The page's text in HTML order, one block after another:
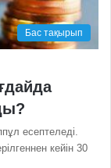
Бас тақырып
есептеледі.
кейін 30